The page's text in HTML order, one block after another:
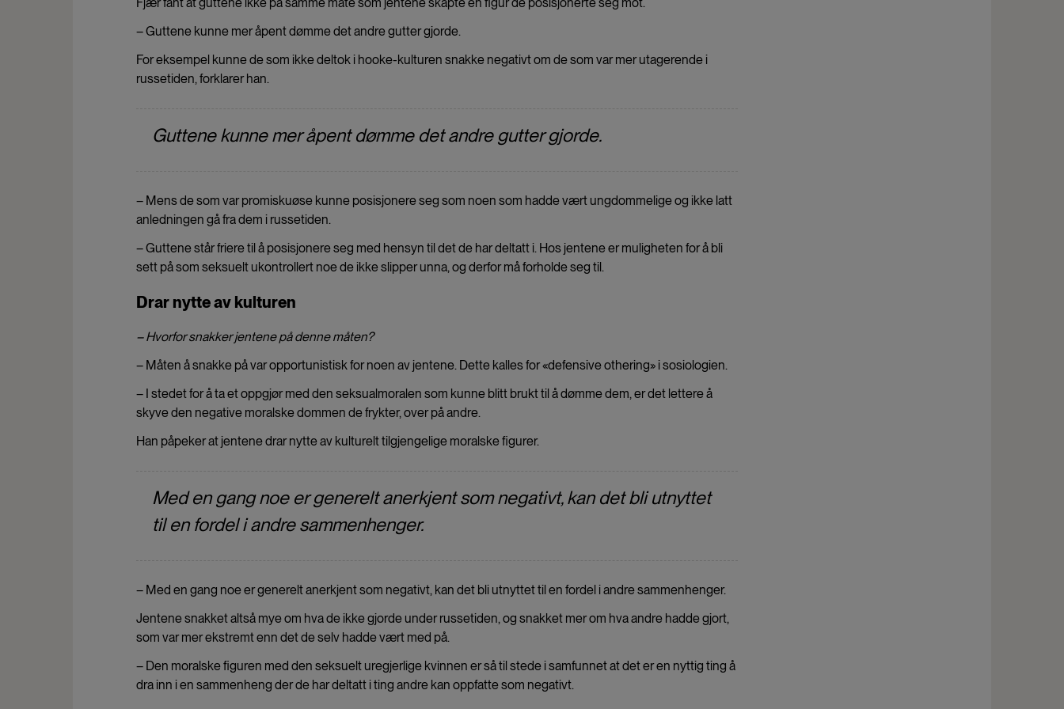
Fjær fant at guttene ikke på samme måte som jentene skapte en figur de posisjonerte seg mot.
– Guttene kunne mer åpent dømme det andre gutter gjorde.
For eksempel kunne de som ikke deltok i hooke-kulturen snakke negativt om de som var mer utagerende i
russetiden, forklarer han.
Guttene kunne mer åpent dømme det andre gutter gjorde.
– Mens de som var promiskuøse kunne posisjonere seg som noen som hadde vært ungdommelige og ikke latt
anledningen gå fra dem i russetiden.
– Guttene står friere til å posisjonere seg med hensyn til det de har deltatt i. Hos jentene er muligheten for å bli
sett på som seksuelt ukontrollert noe de ikke slipper unna, og derfor må forholde seg til.
Drar nytte av kulturen
– Hvorfor snakker jentene på denne måten?
– Måten å snakke på var opportunistisk for noen av jentene. Dette kalles for «defensive othering» i sosiologien.
– I stedet for å ta et oppgjør med den seksualmoralen som kunne blitt brukt til å dømme dem, er det lettere å
skyve den negative moralske dommen de frykter, over på andre.
Han påpeker at jentene drar nytte av kulturelt tilgjengelige moralske figurer.
Med en gang noe er generelt anerkjent som negativt, kan det bli utnyttet
til en fordel i andre sammenhenger.
– Med en gang noe er generelt anerkjent som negativt, kan det bli utnyttet til en fordel i andre sammenhenger.
Jentene snakket altså mye om hva de ikke gjorde under russetiden, og snakket mer om hva andre hadde gjort,
som var mer ekstremt enn det de selv hadde vært med på.
– Den moralske figuren med den seksuelt uregjerlige kvinnen er så til stede i samfunnet at det er en nyttig ting å
dra inn i en sammenheng der de har deltatt i ting andre kan oppfatte som negativt.